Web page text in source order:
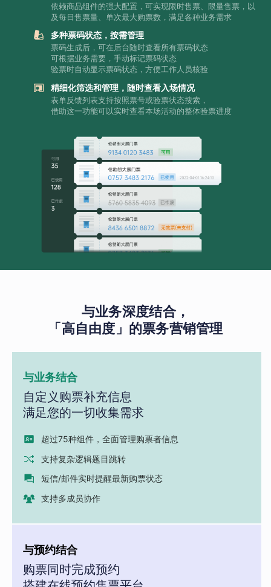
依赖商品组件的强大配置，可实现限时售票、限量售票，以
及每日售票量、单次最大购票数，满足各种业务需求
多种票码状态，按需管理
票码生成后，可在后台随时查看所有票码状态
可根据业务需要，手动标记票码状态
验票时自动显示票码状态，方便工作人员核验
精细化筛选和管理，随时查看入场情况
表单反馈列表支持按照票号或验票状态搜索，
借助这一功能可以实时查看本场活动的整体验票进度
与业务深度结合，
「高自由度」的票务营销管理
与业务结合
自定义购票补充信息
满足您的一切收集需求
超过75种组件，全面管理购票者信息
支持复杂逻辑题目跳转
短信/邮件实时提醒最新购票状态
支持多成员协作
与预约结合
购票同时完成预约